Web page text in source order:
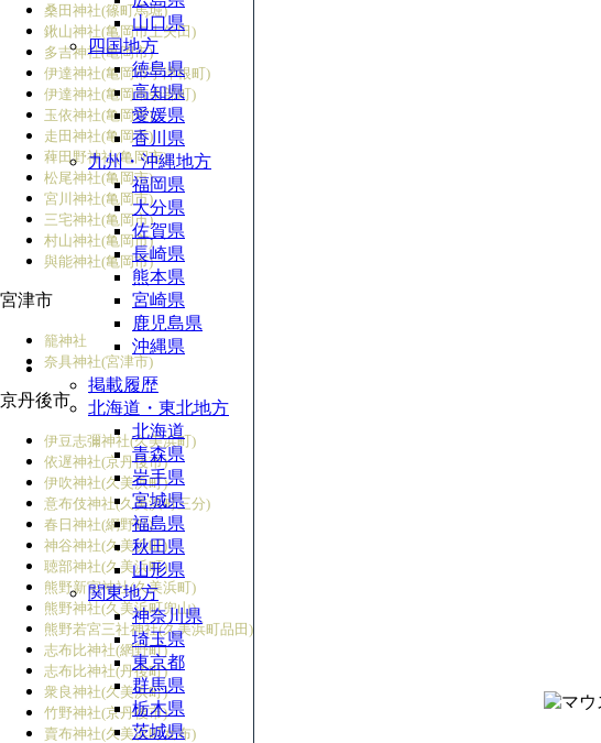
桑田神社(篠町馬堀)
鍬山神社(亀岡市上矢田)
多吉神社(亀岡市)
伊達神社(亀岡市宇津根町)
伊達神社(亀岡市余部町)
玉依神社(亀岡市)
走田神社(亀岡市)
薭田野神社(亀岡市)
松尾神社(亀岡市)
宮川神社(亀岡市)
三宅神社(亀岡市)
村山神社(亀岡市)
與能神社(亀岡市)
宮津市
籠神社
奈具神社(宮津市)
京丹後市
伊豆志彌神社(久美浜町)
依遅神社(京丹後市)
伊吹神社(久美浜町)
意布伎神社(久美浜町三分)
春日神社(網野町)
神谷神社(久美浜町)
聴部神社(久美浜町)
熊野新宮神社(久美浜町)
熊野神社(久美浜町兜山)
熊野若宮三社神社(久美浜町品田)
志布比神社(網野町)
志布比神社(丹後町)
衆良神社(久美浜町)
竹野神社(京丹後市)
賣布神社(久美浜町女布)
山口県
四国地方
徳島県
高知県
愛媛県
香川県
九州・沖縄地方
福岡県
大分県
佐賀県
長崎県
熊本県
宮崎県
鹿児島県
沖縄県
掲載履歴
北海道・東北地方
北海道
青森県
岩手県
宮城県
福島県
秋田県
山形県
関東地方
神奈川県
埼玉県
東京都
群馬県
栃木県
茨城県